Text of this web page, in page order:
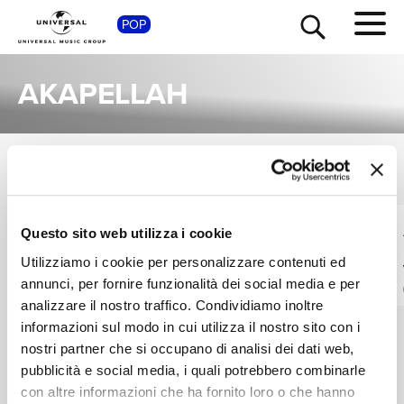
Questo sito web utilizza i cookie
Utilizziamo i cookie per personalizzare contenuti ed
annunci, per fornire funzionalità dei social media e per
analizzare il nostro traffico. Condividiamo inoltre
informazioni sul modo in cui utilizza il nostro sito con i
nostri partner che si occupano di analisi dei dati web,
pubblicità e social media, i quali potrebbero combinarle
con altre informazioni che ha fornito loro o che hanno
POP
AKAPELLAH
VEDI TUTTI
ALAN WITTELS,
AKAPELLAH
Skittlez
Digitale
METALINGÜÍSTICA,
AKAPELLAH
Kachipun
Digitale
SHOP
TOUR
NEWS
RICERCA
CHI SIAMO
CONTATTI